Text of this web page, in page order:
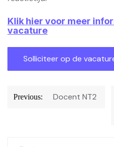
Klik hier voor meer
vacature
Bericht
Previous: Docent NT2